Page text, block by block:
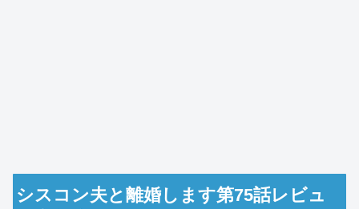
シスコン夫と離婚します第75話レビュ